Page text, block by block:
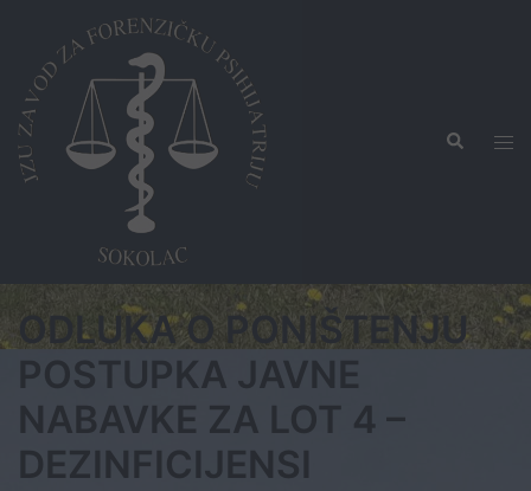
content
Search
ODLUKA O PONIŠTENJU
POSTUPKA JAVNE
NABAVKE ZA LOT 4 –
DEZINFICIJENSI